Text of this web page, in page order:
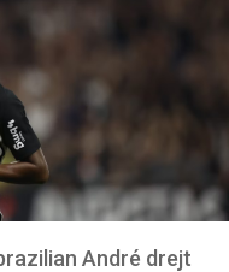
André drejt